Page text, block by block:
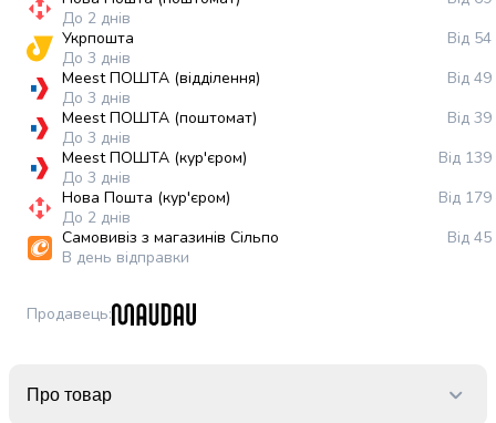
випічки
перець
Кухонна
Оцет
для
суші
і
Желе
та
До 2 днів
Укрпошта
До 3 днів
Від
Meest ПОШТА (відділення)
До 3 днів
Від
Meest ПОШТА (поштомат)
До 3 днів
Від
Meest ПОШТА (кур'єром)
До 3 днів
Від
Нова Пошта (кур'єром)
До 2 днів
Від
Самовивіз з магазинів Сільпо
В день відправки
Від
Продавець:
Про товар